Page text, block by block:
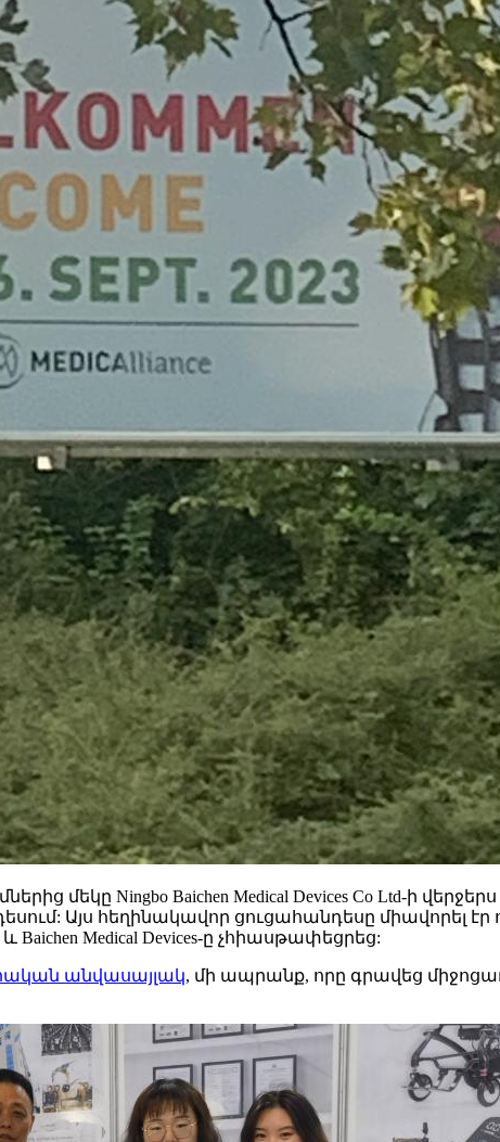
Ningbo Baichen Medical Devices Co Ltd-ի
Այս հեղինակավոր ցուցահանդեսը միավորել
Medical Devices-ը չհիասթափեցրեց:
անվասայլակ, մի ապրանք, որը գրավեց